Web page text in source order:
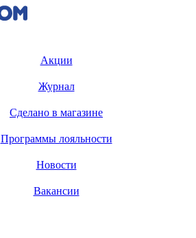
Акции
Журнал
Сделано в магазине
Программы лояльности
Новости
Вакансии